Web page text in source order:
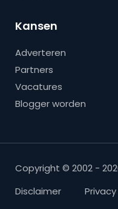
Kansen
Adverteren
Partners
Vacatures
Blogger worden
Copyright © 2002 -
Disclaimer